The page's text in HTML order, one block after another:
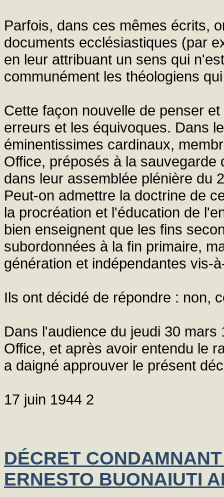
Parfois, dans ces mêmes écrits,
documents ecclésiastiques (par
en leur attribuant un sens qui
communément les théologiens
Cette façon nouvelle de penser
erreurs et les équivoques. Dans
éminentissimes cardinaux,
Office, préposés à la
dans leur assemblée plénière du
Peut-on admettre la doctrine de
la procréation et l'éducation de
bien enseignent que les fins
subordonnées à la fin primaire,
génération et indépendantes vis-
Ils ont décidé de répondre : non,
Dans l'audience du jeudi 30
Office, et après avoir entendu le
a daigné approuver le présent
17 juin 1944 2
DÉCRET
ERNESTO BUONAIUTI